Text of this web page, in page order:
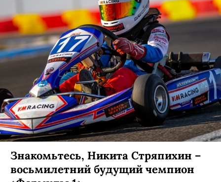
Знакомьтесь, Никита Стряпихин –
восьмилетний будущий чемпион